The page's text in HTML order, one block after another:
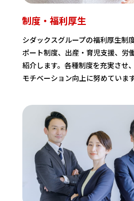
制度・福利厚生
シダックスグループの福利厚生制
ポート制度、出産・育児支援、労
紹介します。各種制度を充実させ
モチベーション向上に努めています